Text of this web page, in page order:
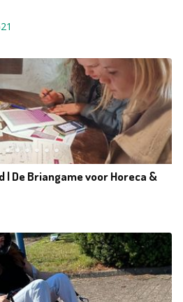
De Briangame voor Horeca &